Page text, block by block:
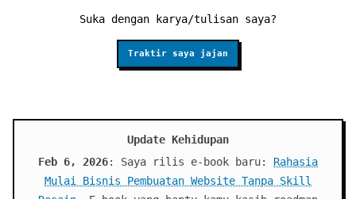
Suka dengan karya/tulisan saya?
Traktir saya jajan
Update Kehidupan
Feb 6, 2026: Saya rilis e-book baru: Rahasia
Mulai Bisnis Pembuatan Website Tanpa Skill